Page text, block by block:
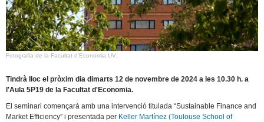
Fotografia de la Facultat d'Economia UV.
Tindrà lloc el pròxim dia dimarts 12 de novembre de 2024 a les 10.30 h. a
l'Aula 5P19 de la Facultat d'Economia.
El seminari començarà amb una intervenció titulada “Sustainable Finance and
Market Efficiency” i presentada per Keller Martínez (Toulouse School of